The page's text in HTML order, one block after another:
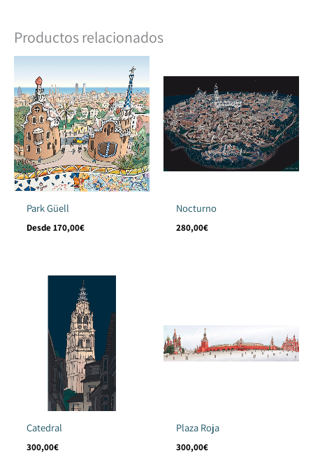
Una vez hayamos recibido la transferencia o el pago con tarjeta del
Productos relacionados
Park Güell
Desde170,00€
Nocturno
280,00€
Catedral
300,00€
Plaza Roja
300,00€